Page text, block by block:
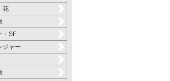
花
・SF
ジャー